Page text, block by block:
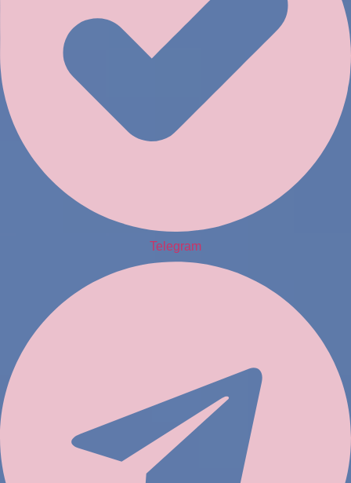
Telegram